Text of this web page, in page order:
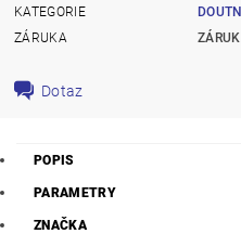
KATEGORIE
ZÁRUKA
Dotaz
POPIS
PARAMETRY
ZNAČKA